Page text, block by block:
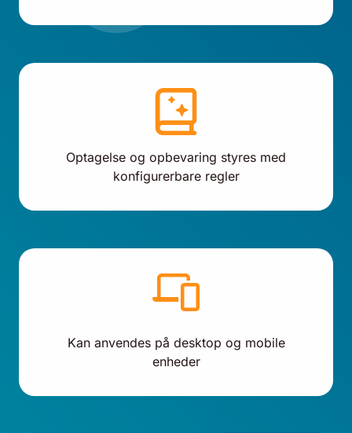
Optagelse og opbevaring styres med
konfigurerbare regler
Kan anvendes på desktop og mobile
enheder